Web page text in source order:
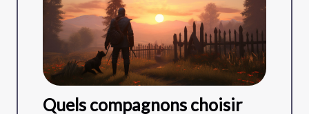
Quels compagnons choisir